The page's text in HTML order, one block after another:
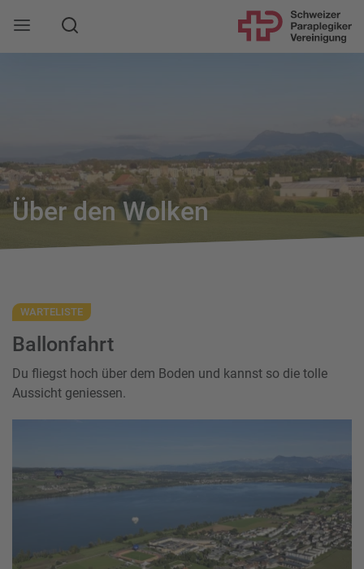
Mobile Navigation öffnen
Suche
Über den Wolken
WARTELISTE
Ballonfahrt
Du fliegst hoch über dem Boden und kannst so die tolle
Aussicht geniessen.